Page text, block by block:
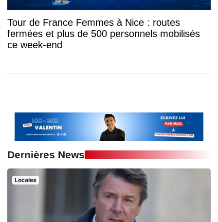
Tour de France Femmes à Nice : routes
fermées et plus de 500 personnels mobilisés
ce week-end
Dernières News
Locales